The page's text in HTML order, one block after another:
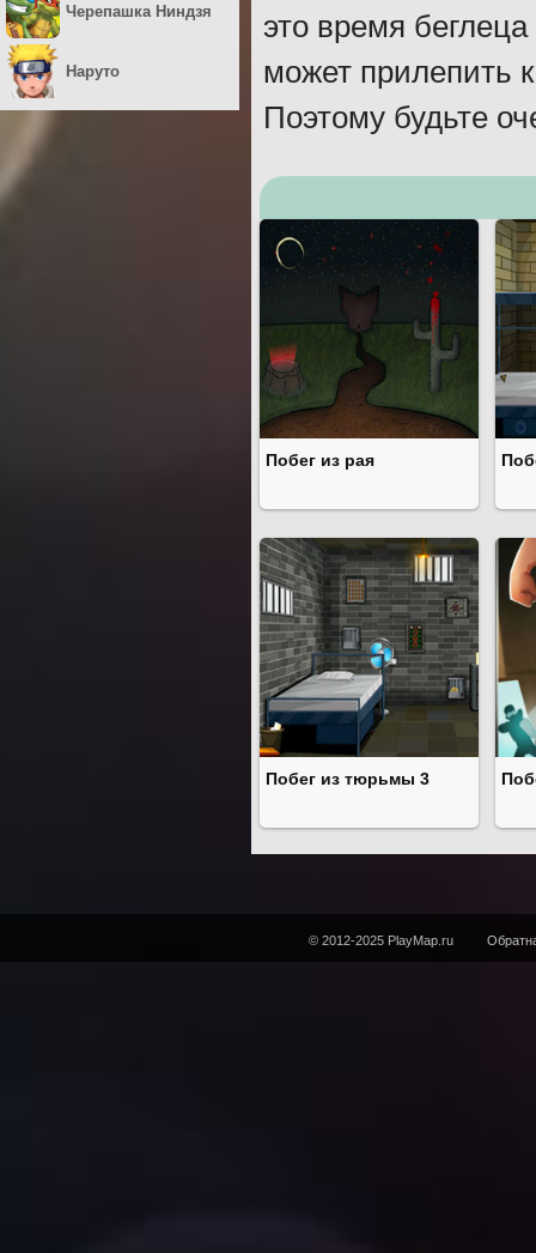
это время
может прилепить
Поэтому будьте
Побег из рая
Побег из тюрьмы 3
Черепашка Ниндзя
Наруто
© 2012-2025 PlayMap.ru